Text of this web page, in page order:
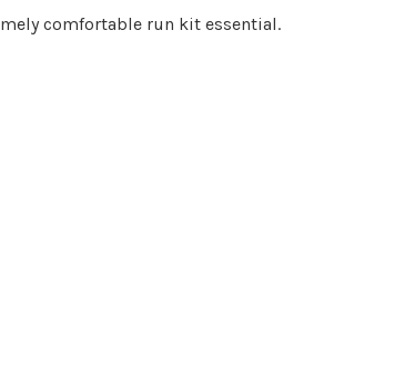
comfortable run kit essential.